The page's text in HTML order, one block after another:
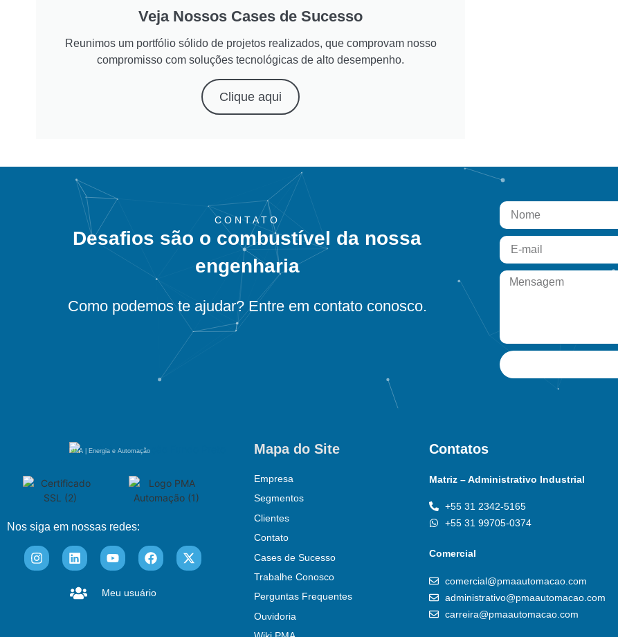
Veja Nossos Cases de Sucesso
Reunimos um portfólio sólido de projetos realizados, que comprovam nosso
compromisso com soluções tecnológicas de alto desempenho.
Clique aqui
CONTATO
Desafios são o combustível da nossa
engenharia
Como podemos te ajudar? Entre em contato conosco.
PMA | Energia e Automação
Nos siga em nossas redes:
Meu usuário
Mapa do Site
Empresa
Segmentos
Clientes
Contato
Cases de Sucesso
Trabalhe Conosco
Perguntas Frequentes
Ouvidoria
Contatos
Matriz – Administrativo Industrial
+55 31 2342-5165
+55 31 99705-0374
Comercial
comercial@pmaautomacao.com
administrativo@pmaautomacao.com
carreira@pmaautomacao.com